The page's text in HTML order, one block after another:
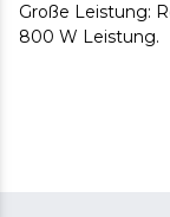
Große Leistung:
800 W Leistung.